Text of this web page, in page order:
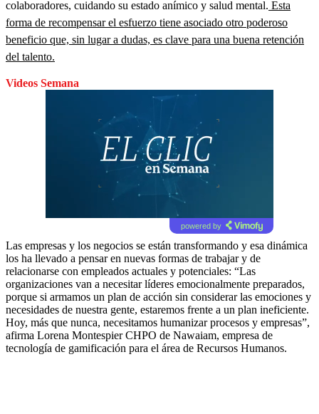
colaboradores, cuidando su estado anímico y salud mental. Esta
forma de recompensar el esfuerzo tiene asociado otro poderoso
beneficio que, sin lugar a dudas, es clave para una buena retención
del talento.
Videos Semana
powered by
Las empresas y los negocios se están transformando y esa dinámica
los ha llevado a pensar en nuevas formas de trabajar y de
relacionarse con empleados actuales y potenciales: “Las
organizaciones van a necesitar líderes emocionalmente preparados,
porque si armamos un plan de acción sin considerar las emociones y
necesidades de nuestra gente, estaremos frente a un plan ineficiente.
Hoy, más que nunca, necesitamos humanizar procesos y empresas”,
afirma Lorena Montespier CHPO de Nawaiam, empresa de
tecnología de gamificación para el área de Recursos Humanos.